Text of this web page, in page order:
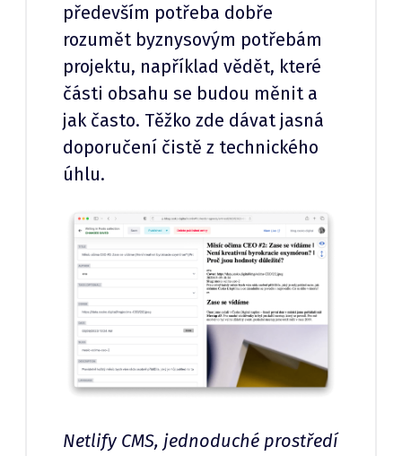
především potřeba dobře
rozumět byznysovým potřebám
projektu, například vědět, které
části obsahu se budou měnit a
jak často. Těžko zde dávat jasná
doporučení čistě z technického
úhlu.
Netlify CMS, jednoduché prostředí